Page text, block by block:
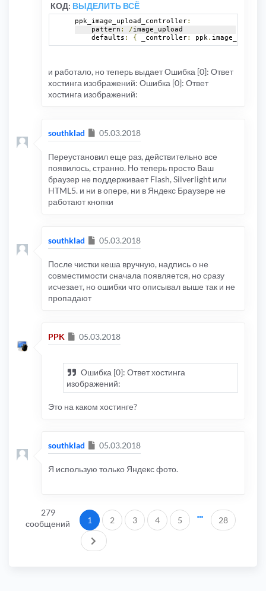
КОД: ВЫДЕЛИТЬ ВСЁ
ppk_image_upload_controller:
    pattern
: /image_upload
    defaults
: { _controller: ppk. image_upload
и работало, но теперь выдает Ошибка [0]: Ответ
хостинга изображений: Ошибка [0]: Ответ
хостинга изображений:
southklad Сообщение
05.03.2018
Переустановил еще раз, действительно все
появилось, странно. Но теперь просто Ваш
браузер не поддерживает Flash, Silverlight или
HTML5. и ни в опере, ни в Яндекс Браузере не
работают кнопки
southklad Сообщение
05.03.2018
После чистки кеша вручную, надпись о не
совместимости сначала появляется, но сразу
исчезает, но ошибки что описывал выше так и не
пропадают
PPK Сообщение
05.03.2018
Ошибка [0]: Ответ хостинга
изображений:
Это на каком хостинге?
southklad Сообщение
05.03.2018
Я использую только Яндекс фото.
279
сообщений
1 2 3 4 5
28
След.